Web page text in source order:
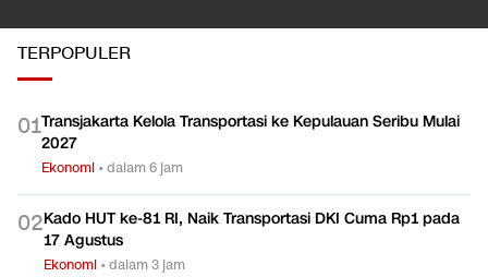
TERPOPULER
01Transjakarta Kelola Transportasi ke Kepulauan Seribu Mulai
2027
Ekonomi •dalam 6 jam
02Kado HUT ke-81 RI, Naik Transportasi DKI Cuma Rp1 pada
17 Agustus
Ekonomi •dalam 3 jam